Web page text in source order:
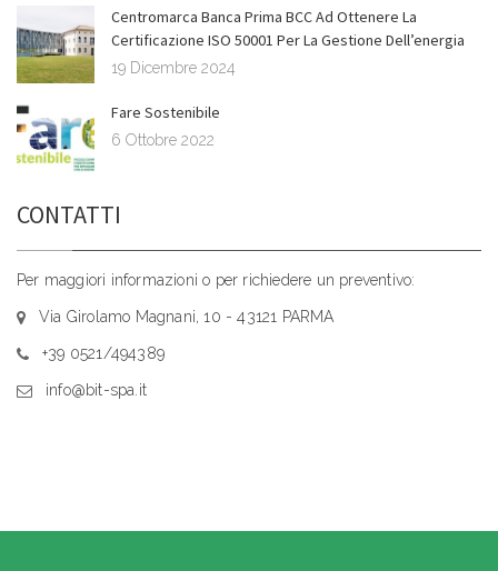
Centromarca Banca Prima BCC Ad Ottenere La
Certificazione ISO 50001 Per La Gestione Dell’energia
19 Dicembre 2024
Fare Sostenibile
6 Ottobre 2022
CONTATTI
Per maggiori informazioni o per richiedere un preventivo:
Via Girolamo Magnani, 10 - 43121 PARMA
+39 0521/494389
info@bit-spa.it